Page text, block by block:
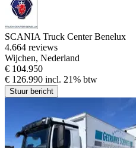
SCANIA Truck Center Benelux
4.664 reviews
Wijchen, Nederland
€ 104.950
€ 126.990 incl. 21% btw
Stuur bericht